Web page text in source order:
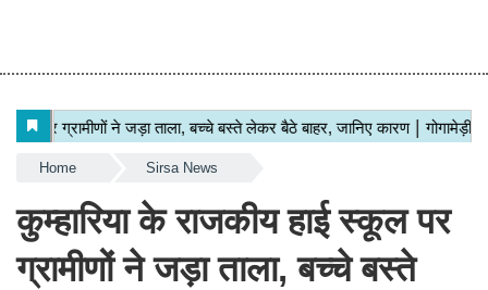
Home Sirsa News
कुम्हारिया के राजकीय हाई स्कूल पर
ग्रामीणों ने जड़ा ताला, बच्चे बस्ते